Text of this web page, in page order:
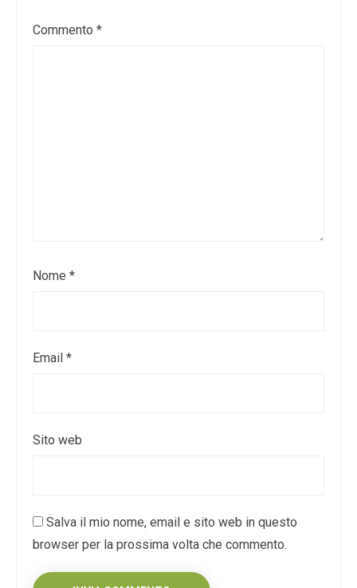
Commento *
Nome *
Email *
Sito web
Salva il mio nome, email e sito web in questo
browser per la prossima volta che commento.